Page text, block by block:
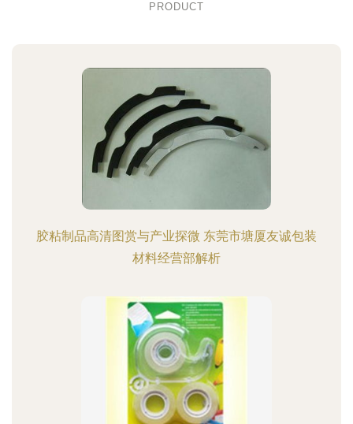
PRODUCT
胶粘制品高清图赏与产业探微 东莞市塘厦友诚包装
材料经营部解析